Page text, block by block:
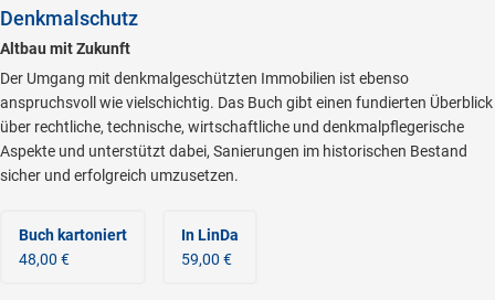
Denkmalschutz
Altbau mit Zukunft
Der Umgang mit denkmalgeschützten Immobilien ist ebenso
anspruchsvoll wie vielschichtig. Das Buch gibt einen fundierten Überblick
über rechtliche, technische, wirtschaftliche und denkmalpflegerische
Aspekte und unterstützt dabei, Sanierungen im historischen Bestand
sicher und erfolgreich umzusetzen.
Buch kartoniert
48,00 €
In LinDa
59,00 €